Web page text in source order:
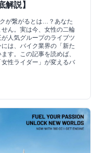
解説】
が繋がるとは…？あなた
ん。実は今、女性の二輪
人気グループのライブツ
は、バイク業界の「新た
す。この記事を読めば、
性ライダー」が変えるバ